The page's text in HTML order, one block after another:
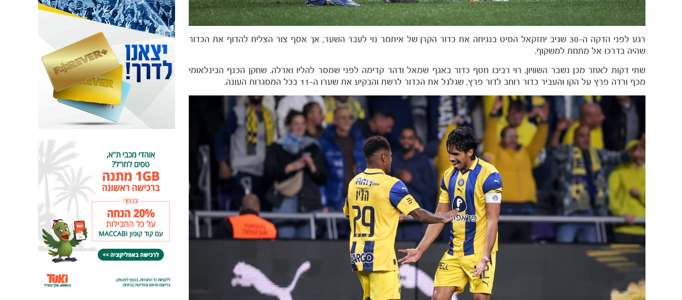
רגע לפני הדקה ה-30 שגיב יחזקאל הסיט בנגיחה את כדור הקרן של איתמר נוי לעבר השער, אך אסף צור הצליח להדוף את הכדור
שהיה בדרכו אל מתחת למשקוף.
שתי דקות לאחר מכן נשבר השוויון. רוי רביבו חטף כדור באגף שמאל ודהר קדימה לפני שמסר להליו וארלה. שחקן הכנף הבינלאומי
מכף ורדה פרץ על הקו והעביר כדור רוחב לדור פרץ, שגלגל את הכדור לרשת והבקיע את שערו ה-11 בכל המסגרות העונה.